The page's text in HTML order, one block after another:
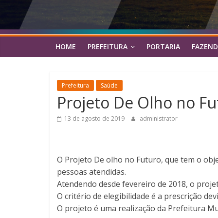
HOME PREFEITURA PORTARIA
Prefeitura Saúde
Projeto De Olho no
13 de agosto de 2019 administrator
O Projeto De olho no Futuro, que tem o
pessoas atendidas.
Atendendo desde fevereiro de 2018, o
O critério de elegibilidade é a prescrição
O projeto é uma realização da Prefeitura